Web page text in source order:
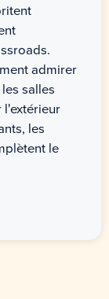
admirer
salles
les
le